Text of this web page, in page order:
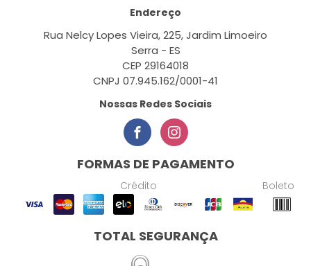
Endereço
Rua Nelcy Lopes Vieira, 225, Jardim Limoeiro
Serra - ES
CEP 29164018
CNPJ 07.945.162/0001-41
Nossas Redes Sociais
FORMAS DE PAGAMENTO
Crédito Boleto
TOTAL SEGURANÇA